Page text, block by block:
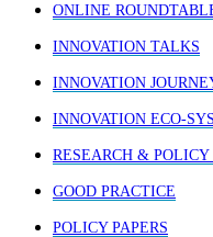
ONLINE
INNOVATION TALKS
INNOVATION
INNOVATION ECO-
RESEARCH & POLICY
GOOD PRACTICE
POLICY PAPERS